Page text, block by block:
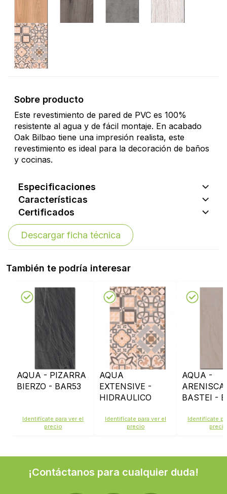
Sobre producto
Este revestimiento de pared de PVC es 100%
resistente al agua y de fácil montaje. En acabado
Oak Bilbao tiene una impresión realista, este
revestimiento es ideal para la decoración de baños
y cocinas.
Especificaciones
Características
Certificados
Descargar ficha técnica
También te podría interesar
AQUA - PIZARRA
BIERZO - BAR53
Identifícate para ver el
precio
AQUA
EXTENSIVE -
HIDRAULICO
Identifícate para ver el
precio
AQUA -
ARENISCA
BASTEI -
Identifícate
precio
¡Contáctanos para cualquier duda!